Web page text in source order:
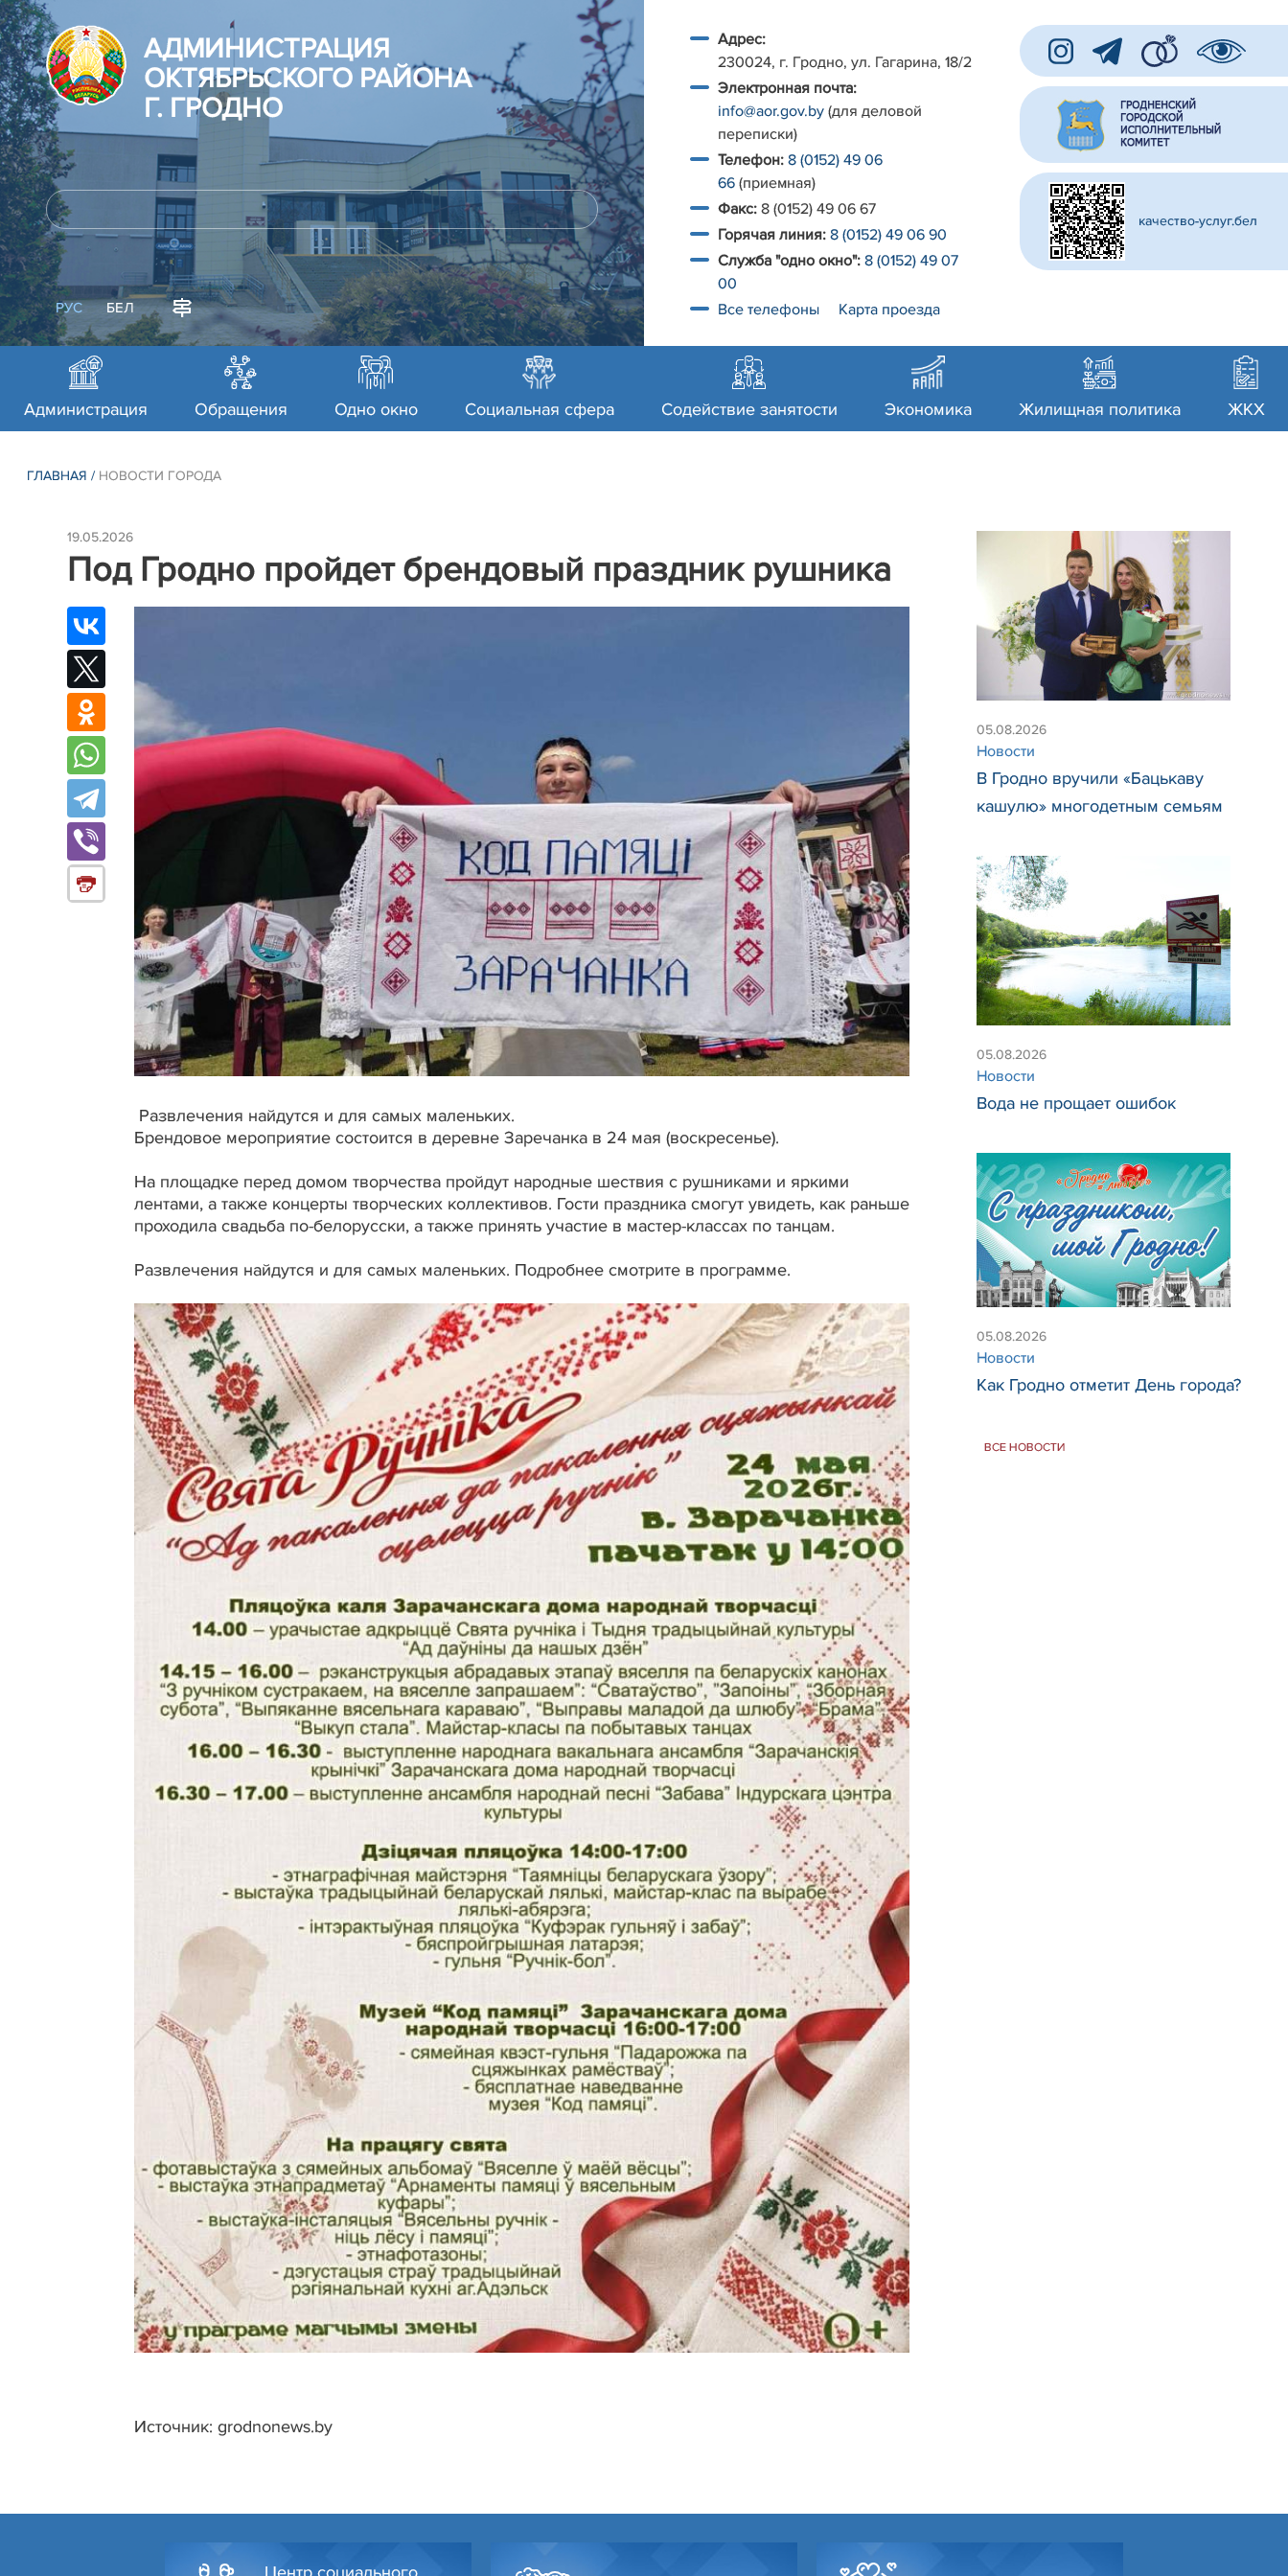
АДМИНИСТРАЦИЯ
ОКТЯБРЬСКОГО РАЙОНА
Г. ГРОДНО
РУС БЕЛ
Адрес:
230024, г. Гродно, ул. Гагарина, 18/2
Электронная почта:
info@aor.gov.by (для деловой
переписки)
Телефон: 8 (0152) 49 06
66 (приемная)
Факс: 8 (0152) 49 06 67
Горячая линия: 8 (0152) 49 06 90
Служба "одно окно": 8 (0152) 49 07
00
Все телефоны
Карта проезда
качество-услуг.бел
Администрация Обращения Одно окно Социальная сфера Содействие занятости Экономика Жилищная политика ЖКХ
ГЛАВНАЯ / НОВОСТИ ГОРОДА
19.05.2026
Под Гродно пройдет брендовый праздник рушника
Развлечения найдутся и для самых маленьких.
Брендовое мероприятие состоится в деревне Заречанка в 24 мая (воскресенье).
На площадке перед домом творчества пройдут народные шествия с рушниками и яркими
лентами, а также концерты творческих коллективов. Гости праздника смогут увидеть, как раньше
проходила свадьба по-белорусски, а также принять участие в мастер-классах по танцам.
Развлечения найдутся и для самых маленьких. Подробнее смотрите в программе.
Источник: grodnonews.by
05.08.2026
Новости
В Гродно вручили «Бацькаву
кашулю» многодетным семьям
05.08.2026
Новости
Вода не прощает ошибок
05.08.2026
Новости
Как Гродно отметит День города?
ВСЕ НОВОСТИ
Центр социального